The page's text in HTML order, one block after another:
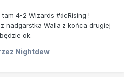
4-2 Wizards #dcRising !
nadgarstka Walla z końca drugiej
ok.
Nightdew